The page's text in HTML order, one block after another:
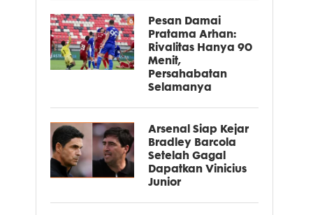
Pesan Damai
Pratama Arhan:
Rivalitas Hanya 90
Menit,
Persahabatan
Selamanya
Arsenal Siap Kejar
Bradley Barcola
Setelah Gagal
Dapatkan Vinicius
Junior